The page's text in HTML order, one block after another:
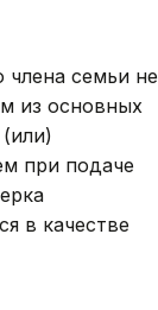
члена семьи не
из основных
при подаче
в качестве